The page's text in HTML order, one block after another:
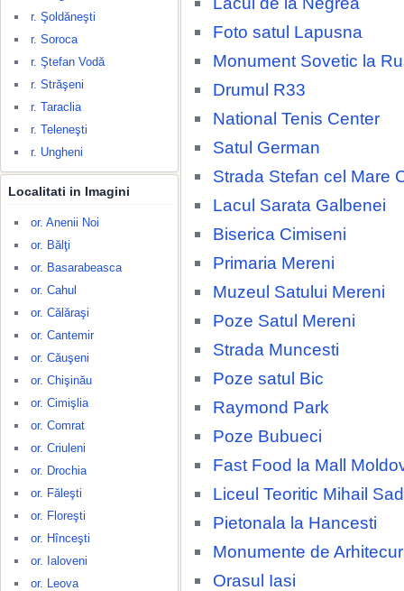
r. Şoldăneşti
r. Soroca
r. Ştefan Vodă
r. Străşeni
r. Taraclia
r. Teleneşti
r. Ungheni
Localitati in Imagini
or. Anenii Noi
or. Bălţi
or. Basarabeasca
or. Cahul
or. Călăraşi
or. Cantemir
or. Căuşeni
or. Chişinău
or. Cimişlia
or. Comrat
or. Criuleni
or. Drochia
or. Făleşti
or. Floreşti
or. Hînceşti
or. Ialoveni
or. Leova
Foto satul Lapusna
Monument Sovetic la
Drumul R33
National Tenis Center
Satul German
Strada Stefan cel Mare
Lacul Sarata Galbenei
Biserica Cimiseni
Primaria Mereni
Muzeul Satului Mereni
Poze Satul Mereni
Strada Muncesti
Poze satul Bic
Raymond Park
Poze Bubueci
Fast Food la Mall
Liceul Teoritic Mihail
Pietonala la Hancesti
Monumente de
Orasul Iasi